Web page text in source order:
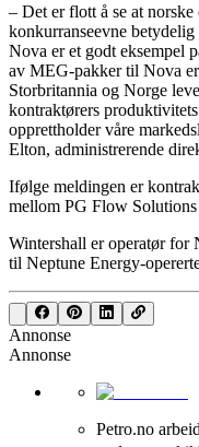
– Det er flott å se at
konkurranseevne betydelig
Nova er et godt eksempel
av MEG-pakker til Nova er
Storbritannia og Norge
kontraktørers
opprettholder våre
Elton, administrerende
Ifølge meldingen er
mellom PG Flow Solutions
Wintershall er operatør for
til Neptune Energy-
Annonse
Annonse
Petro.no